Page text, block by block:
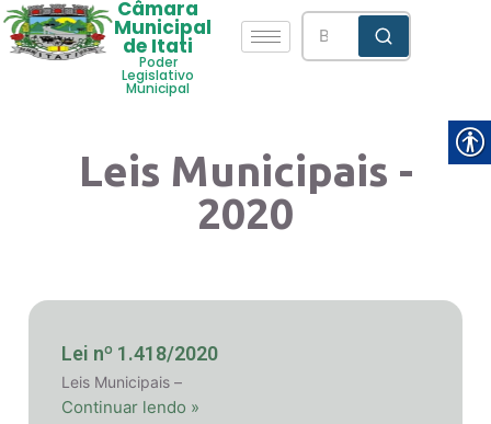
Câmara
Municipal
de Itati
Poder
Legislativo
Municipal
Leis Municipais -
2020
Lei nº 1.418/2020
Leis Municipais –
Continuar lendo »